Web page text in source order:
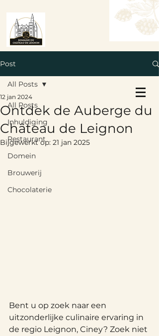
Post
All Posts
Inhuldiging
Restaurant
Domein
Brouwerij
Chocolaterie
All Posts
Ontdek de Auberge du
Château de Leignon
12 jan 2024
Bijgewerkt op: 21 jan 2025
Bent u op zoek naar een
uitzonderlijke culinaire ervaring in
de regio Leignon, Ciney? Zoek niet